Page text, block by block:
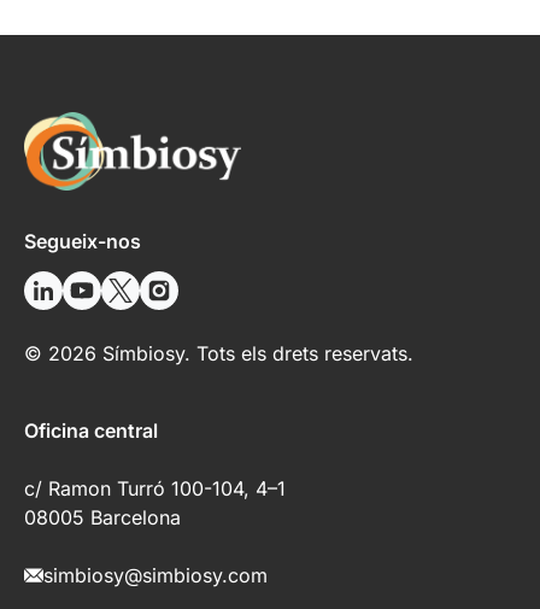
Segueix-nos
© 2026 Símbiosy. Tots els drets reservats.
Oficina central
c/ Ramon Turró 100-104, 4–1
08005 Barcelona
simbiosy@simbiosy.com